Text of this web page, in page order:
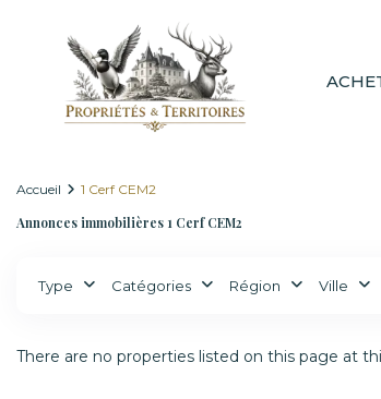
Accueil 1 Cerf CEM2
Annonces immobilières 1 Cerf CEM2
Type Catégories Région Ville
There are no properties listed on this page at